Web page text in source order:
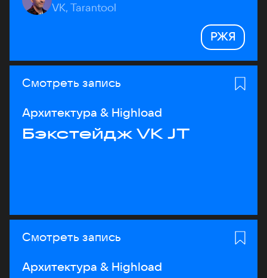
VK, Tarantool
РЖЯ
Смотреть запись
Архитектура & Highload
Бэкстейдж VK JT
Смотреть запись
Архитектура & Highload